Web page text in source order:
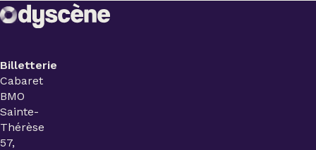
Billetterie
Cabaret
BMO
Sainte-
Thérèse
57,